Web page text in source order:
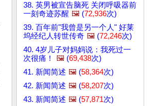
38. 英男被宣告脑死 关闭呼吸器前
一刻奇迹苏醒 🖼️ (72,936次)
39. 百年前"我曾是另一个人" 好莱
坞经纪人转世传奇 🖼️ (72,246次)
40. 4岁儿子对妈妈说：我死过一
次很痛！
🖼️ (69,438次)
41. 新闻简述 🖼️ (58,364次)
42. 新闻简述 🖼️ (58,207次)
43. 新闻简述 🖼️ (57,871次)